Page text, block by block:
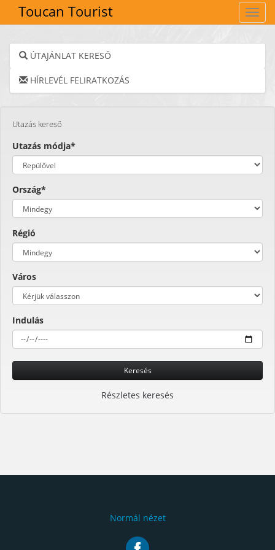
Toucan Tourist
ÚTAJÁNLAT KERESŐ
HÍRLEVÉL FELIRATKOZÁS
Utazás kereső
Utazás módja*
Ország*
Régió
Város
Indulás
Keresés
Részletes keresés
Normál nézet